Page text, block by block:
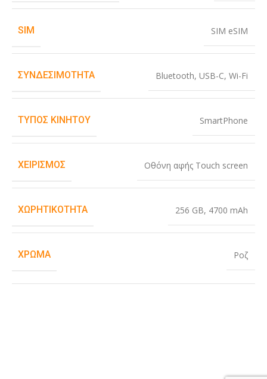
SIM SIM eSIM
ΣΥΝΔΕΣΙΜΌΤΗΤΑ Bluetooth, USB-C, Wi-Fi
ΤΎΠΟΣ ΚΙΝΗΤΟΎ SmartPhone
ΧΕΙΡΙΣΜΌΣ Οθόνη αφής Touch screen
ΧΩΡΗΤΙΚΌΤΗΤΑ 256 GB, 4700 mAh
ΧΡΏΜΑ Ροζ